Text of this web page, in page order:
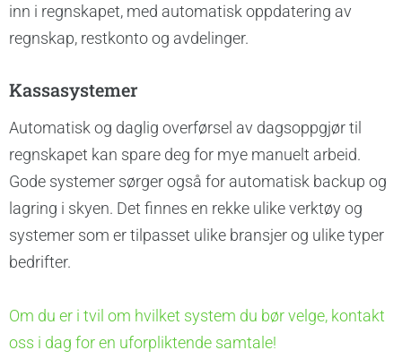
inn i regnskapet, med automatisk oppdatering av
regnskap, restkonto og avdelinger.
Kassasystemer
Automatisk og daglig overførsel av dagsoppgjør til
regnskapet kan spare deg for mye manuelt arbeid.
Gode systemer sørger også for automatisk backup og
lagring i skyen. Det finnes en rekke ulike verktøy og
systemer som er tilpasset ulike bransjer og ulike typer
bedrifter.
Om du er i tvil om hvilket system du bør velge, kontakt
oss i dag for en uforpliktende samtale!